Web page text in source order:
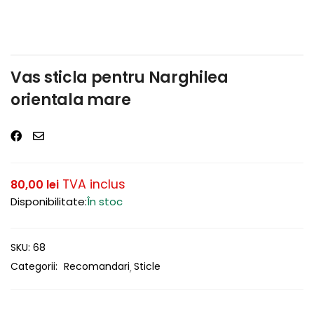
Vas sticla pentru Narghilea
orientala mare
80,00 lei TVA inclus
Disponibilitate:În stoc
SKU: 68
Categorii: Recomandari Sticle